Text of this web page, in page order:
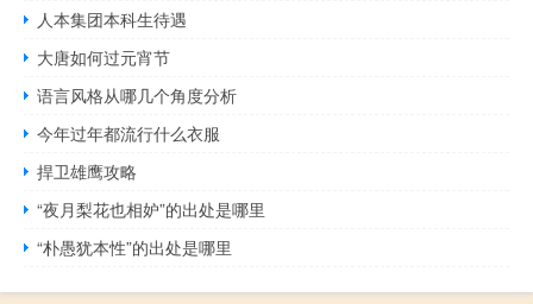
人本集团本科生待遇
大唐如何过元宵节
语言风格从哪几个角度分析
今年过年都流行什么衣服
捍卫雄鹰攻略
“夜月梨花也相妒”的出处是哪里
“朴愚犹本性”的出处是哪里